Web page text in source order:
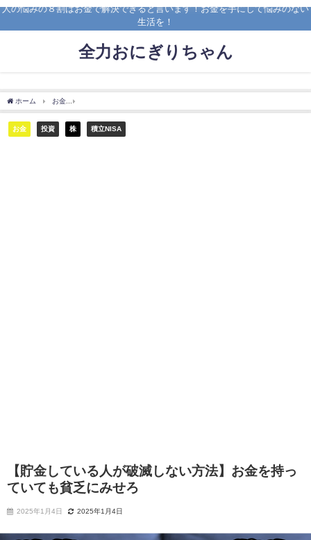
人の悩みの８割はお金で解決できると言います！お金を手にして悩みのない
生活を！
全力おにぎりちゃん
ホーム お金
お金 投資 株 積立NISA
【貯金している人が破滅しない方法】お金を持っ
ていても貧乏にみせろ
2025年1月4日 2025年1月4日